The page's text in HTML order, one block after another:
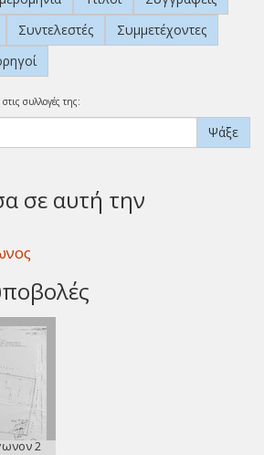
Συντελεστές
Συμμετέχοντες
συλλογές της:
Ψάξε
σε αυτή την
2